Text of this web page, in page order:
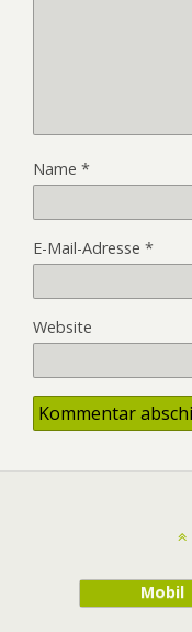
Name *
E-Mail-Adresse *
Website
Mobil